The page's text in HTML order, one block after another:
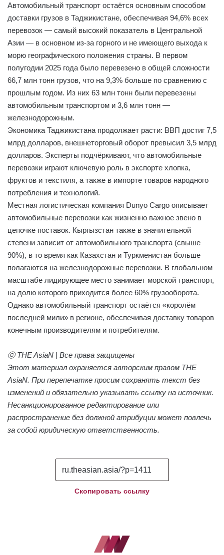
Автомобильный транспорт остаётся основным способом
доставки грузов в Таджикистане, обеспечивая 94,6% всех
перевозок — самый высокий показатель в Центральной
Азии — в основном из-за горного и не имеющего выхода к
морю географического положения страны. В первом
полугодии 2025 года было перевезено в общей сложности
66,7 млн тонн грузов, что на 9,3% больше по сравнению с
прошлым годом. Из них 63 млн тонн были перевезены
автомобильным транспортом и 3,6 млн тонн —
железнодорожным.
Экономика Таджикистана продолжает расти: ВВП достиг 7,5
млрд долларов, внешнеторговый оборот превысил 3,5 млрд
долларов. Эксперты подчёркивают, что автомобильные
перевозки играют ключевую роль в экспорте хлопка,
фруктов и текстиля, а также в импорте товаров народного
потребления и технологий.
Местная логистическая компания Dunyo Cargo описывает
автомобильные перевозки как жизненно важное звено в
цепочке поставок. Кыргызстан также в значительной
степени зависит от автомобильного транспорта (свыше
90%), в то время как Казахстан и Туркменистан больше
полагаются на железнодорожные перевозки. В глобальном
масштабе лидирующее место занимает морской транспорт,
на долю которого приходится более 60% грузооборота.
Однако автомобильный транспорт остаётся «королём
последней мили» в регионе, обеспечивая доставку товаров
конечным производителям и потребителям.
ⓒ THE AsiaN | Все права защищены
Этот материал охраняется авторским правом THE
AsiaN. При перепечатке просим сохранять текст без
изменений и обязательно указывать ссылку на источник.
Несанкционированное редактирование или
распространение без должной атрибуции может повлечь
за собой юридическую ответственность.
Скопировать ссылку